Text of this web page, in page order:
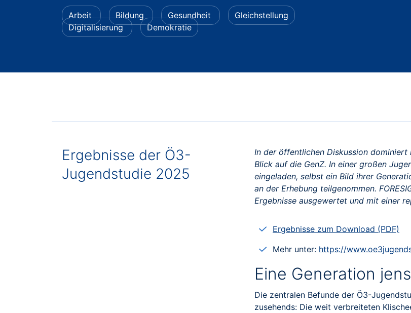
Arbeit Bildung Gesundheit
Gleichstellung
Digitalisierung
Demokratie
Ergebnisse der Ö3-
Jugendstudie 2025
In der öffentlichen Diskussion
Blick auf die GenZ. In einer großen
eingeladen, selbst ein Bild ihrer
an der Erhebung teilgenommen.
Ergebnisse ausgewertet und mit einer
Ergebnisse zum Download (PDF)
Mehr unter: https://
Eine Generation
Die zentralen Befunde der Ö3-
zusehends: Die weit verbreiteten